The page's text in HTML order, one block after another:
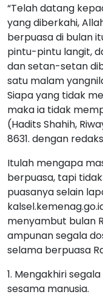
“Telah datang
yang diberkahi,
berpuasa di bulan
pintu-pintu langit,
dan setan-setan
satu malam
Siapa yang tidak
maka ia tidak
(Hadits Shahih,
8631. dengan
Itulah mengapa
berpuasa, tapi
puasanya selain
menyambut bulan
ampunan segala
selama berpuasa
1. Mengakhiri
sesama manusia.